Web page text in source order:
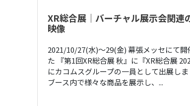
XR総合展│バーチャル展示会関連
映像
2021/10/27(水)～29(金) 幕張メッセにて開
た 『第1回XR総合展 秋』に『XR総合展
にカコムスグループの一員として出展しま
ブース内で様々な商品を展示し、...